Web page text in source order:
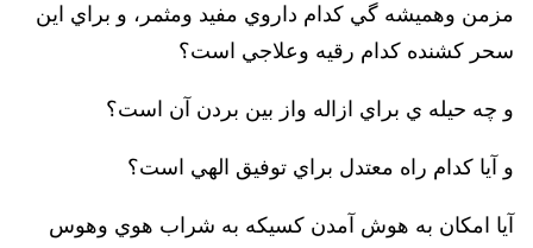
مزمن وهميشه گي کدام داروي مفيد ومثمر، و براي اين
سحر کشنده کدام رقيه وعلاجي است؟
و چه حيله ي براي ازاله واز بين بردن آن است؟
و آيا کدام راه معتدل براي توفيق الهي است؟
آيا امکان به هوش آمدن کسيکه به شراب هوي وهوس